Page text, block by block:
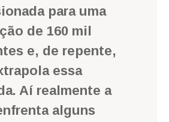
para uma
de 160 mil
e, de repente,
essa
Aí realmente a
alguns